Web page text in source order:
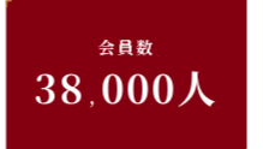
会員数
38 , 000人